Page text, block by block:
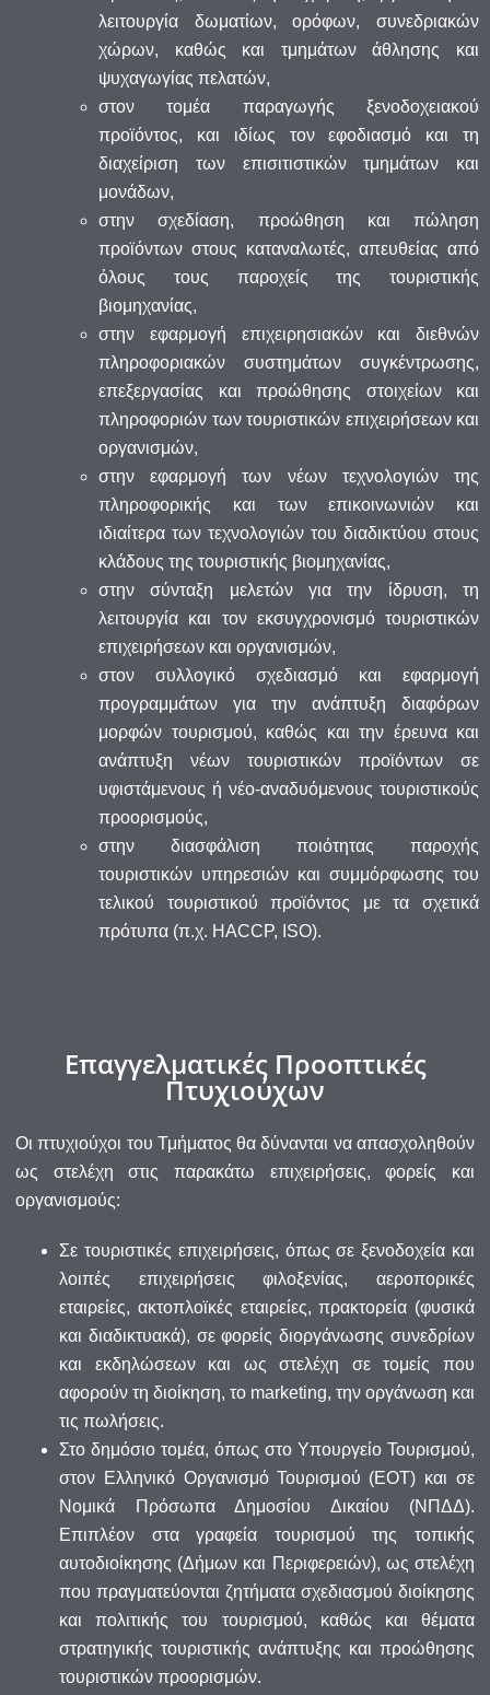
λειτουργία δωματίων, ορόφων, συνεδριακών
χώρων, καθώς και τμημάτων άθλησης και
ψυχαγωγίας πελατών,
στον τομέα παραγωγής ξενοδοχειακού
προϊόντος, και ιδίως τον εφοδιασμό και τη
διαχείριση των επισιτιστικών τμημάτων και
μονάδων,
στην σχεδίαση, προώθηση και πώληση
προϊόντων στους καταναλωτές, απευθείας από
όλους τους παροχείς της τουριστικής
βιομηχανίας,
στην εφαρμογή επιχειρησιακών και διεθνών
πληροφοριακών συστημάτων συγκέντρωσης,
επεξεργασίας και προώθησης στοιχείων και
πληροφοριών των τουριστικών επιχειρήσεων και
οργανισμών,
στην εφαρμογή των νέων τεχνολογιών της
πληροφορικής και των επικοινωνιών και
ιδιαίτερα των τεχνολογιών του διαδικτύου στους
κλάδους της τουριστικής βιομηχανίας,
στην σύνταξη μελετών για την ίδρυση, τη
λειτουργία και τον εκσυγχρονισμό τουριστικών
επιχειρήσεων και οργανισμών,
στον συλλογικό σχεδιασμό και εφαρμογή
προγραμμάτων για την ανάπτυξη διαφόρων
μορφών τουρισμού, καθώς και την έρευνα και
ανάπτυξη νέων τουριστικών προϊόντων σε
υφιστάμενους ή νέο-αναδυόμενους τουριστικούς
προορισμούς,
στην διασφάλιση ποιότητας παροχής
τουριστικών υπηρεσιών και συμμόρφωσης του
τελικού τουριστικού προϊόντος με τα σχετικά
πρότυπα (π.χ. HACCP, ISO).
Επαγγελματικές Προοπτικές
Πτυχιούχων
Οι πτυχιούχοι του Τμήματος θα δύνανται να απασχοληθούν
ως στελέχη στις παρακάτω επιχειρήσεις, φορείς και
οργανισμούς:
Σε τουριστικές επιχειρήσεις, όπως σε ξενοδοχεία και
λοιπές επιχειρήσεις φιλοξενίας, αεροπορικές
εταιρείες, ακτοπλοϊκές εταιρείες, πρακτορεία (φυσικά
και διαδικτυακά), σε φορείς διοργάνωσης συνεδρίων
και εκδηλώσεων και ως στελέχη σε τομείς που
αφορούν τη διοίκηση, το marketing, την οργάνωση και
τις πωλήσεις.
Στο δημόσιο τομέα, όπως στο Υπουργείο Τουρισμού,
στον Ελληνικό Οργανισμό Τουρισμού (ΕΟΤ) και σε
Νομικά Πρόσωπα Δημοσίου Δικαίου (ΝΠΔΔ).
Επιπλέον στα γραφεία τουρισμού της τοπικής
αυτοδιοίκησης (Δήμων και Περιφερειών), ως στελέχη
που πραγματεύονται ζητήματα σχεδιασμού διοίκησης
και πολιτικής του τουρισμού, καθώς και θέματα
στρατηγικής τουριστικής ανάπτυξης και προώθησης
τουριστικών προορισμών.